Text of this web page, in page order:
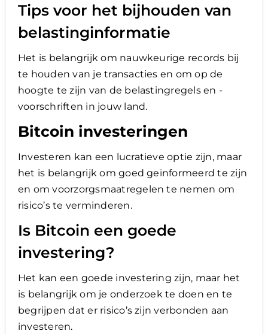
Tips voor het bijhouden van
belastinginformatie
Het is belangrijk om nauwkeurige records bij
te houden van je transacties en om op de
hoogte te zijn van de belastingregels en -
voorschriften in jouw land.
Bitcoin investeringen
Investeren kan een lucratieve optie zijn, maar
het is belangrijk om goed geïnformeerd te zijn
en om voorzorgsmaatregelen te nemen om
risico’s te verminderen.
Is Bitcoin een goede
investering?
Het kan een goede investering zijn, maar het
is belangrijk om je onderzoek te doen en te
begrijpen dat er risico’s zijn verbonden aan
investeren.